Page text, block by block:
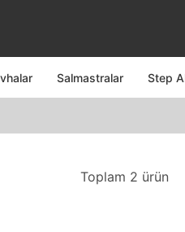
Salmastralar Step
Toplam 2 ürün